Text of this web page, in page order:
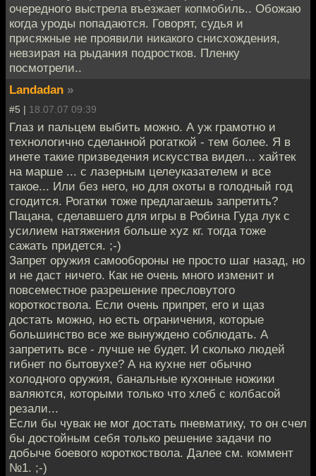
очередного выстрела въезжает копмобиль.. Обожаю
когда уроды попадаются. Говорят, судья и
присяжные не проявили никакого снисхождения,
невзирая на рыдания подростков. Пленку
посмотрели..
Landadan »
#5 | 18.07.07 09:39
Глаз и пальцем выбить можно. А уж грамотно и
технологично сделанной рогаткой - тем более. Я в
инете такие призведения искусства видел... хайтек
на марше ... с лазерным целеуказателем и все
такое... Или без него, но для охоты в голодный год
сгодится. Рогатки тоже предлагаешь запретить?
Пацана, сделавшего для игры в Робина Гуда лук с
усилием натяжения больше xyz кг. тогда тоже
сажать придется. ;-)
Запрет оружия самообороны не просто шаг назад, но
и не даст ничего. Как не очень много изменит и
повсеместное разрешение пресловутого
короткоствола. Если очень припрет, его и щаз
достать можно, но есть ограничения, которые
большинство все же вынуждено соблюдать. А
запретить все - лучше не будет. И сколько людей
гибнет по бытовухе? А на кухне нет обычно
холодного оружия, банальные кухонные ножики
валяются, которыми только что хлеб с колбасой
резали...
Если бы чувак не мог достать пневматику, то он счел
бы достойным себя только решение задачи по
добыче боевого короткоствола. Далее см. коммент
№1. ;-)